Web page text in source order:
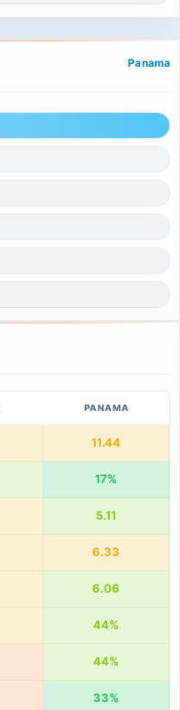
Panama
PANAMA
11.44
17%
5.11
6.33
6.06
44%
44%
33%